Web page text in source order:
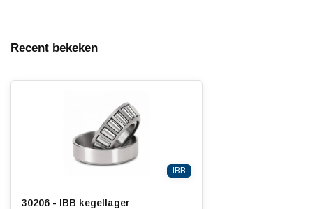
Recent bekeken
IBB
30206 - IBB kegellager